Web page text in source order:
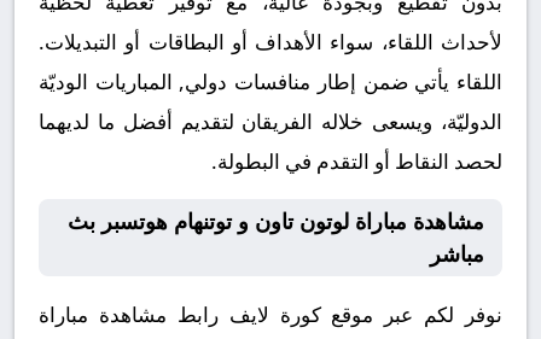
لأحداث اللقاء، سواء الأهداف أو البطاقات أو التبديلات.
اللقاء يأتي ضمن إطار منافسات دولي, المباريات الوديّة
الدوليّة، ويسعى خلاله الفريقان لتقديم أفضل ما لديهما
لحصد النقاط أو التقدم في البطولة.
مشاهدة مباراة لوتون تاون و توتنهام هوتسبر بث
مباشر
نوفر لكم عبر موقع كورة لايف رابط مشاهدة مباراة